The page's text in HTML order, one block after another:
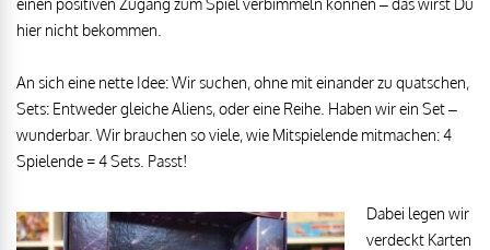
einen positiven Zugang zum Spiel verbimmeln können – das wirst Du
hier nicht bekommen.
An sich eine nette Idee: Wir suchen, ohne mit einander zu quatschen,
Sets: Entweder gleiche Aliens, oder eine Reihe. Haben wir ein Set –
wunderbar. Wir brauchen so viele, wie Mitspielende mitmachen: 4
Spielende = 4 Sets. Passt!
Dabei legen wir
verdeckt Karten